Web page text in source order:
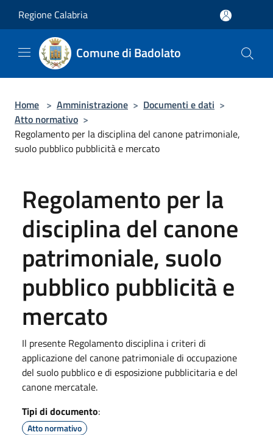
Regione Calabria
Comune di Badolato
Home > Amministrazione > Documenti e dati >
Atto normativo >
Regolamento per la disciplina del canone patrimoniale,
suolo pubblico pubblicità e mercato
Regolamento per la
disciplina del canone
patrimoniale, suolo
pubblico pubblicità e
mercato
Il presente Regolamento disciplina i criteri di
applicazione del canone patrimoniale di occupazione
del suolo pubblico e di esposizione pubblicitaria e del
canone mercatale.
Tipi di documento:
Atto normativo